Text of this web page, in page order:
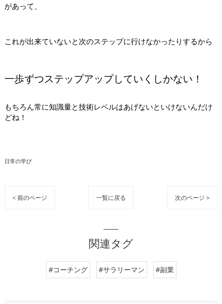
があって、
これが出来ていないと次のステップに行けなかったりするから
一歩ずつステップアップしていくしかない！
もちろん常に知識量と技術レベルはあげないといけないんだけ
どね！
日常の学び
< 前のページ 一覧に戻る 次のページ >
関連タグ
#コーチング #サラリーマン #副業